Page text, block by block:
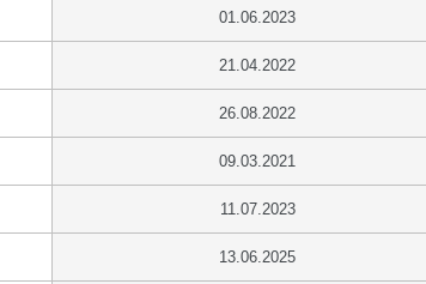
01.06.2023
21.04.2022
26.08.2022
09.03.2021
11.07.2023
13.06.2025